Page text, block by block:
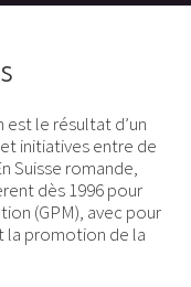
le résultat d’un
initiatives entre de
Suisse romande,
dès 1996 pour
(GPM), avec pour
la promotion de la